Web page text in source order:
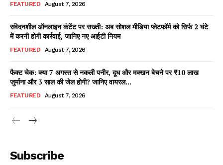
Facebook
X WhatsApp
Share
Read Latest News on AIN
NEWS 1 App
FEATURED August 7, 2026
संवेदनशील ऑनलाइन कंटेंट पर सख्ती: अब सोशल मीडिया प्लेटफॉर्म को सिर्फ 2 घंटे
में करनी होगी कार्रवाई, जानिए नए आईटी नियम
FEATURED August 7, 2026
फैक्ट चेक: क्या 7 अगस्त से नकली पनीर, दूध और मक्खन बेचने पर ₹10 लाख
जुर्माना और 3 साल की जेल होगी? जानिए वायरल...
FEATURED August 7, 2026
Subscribe